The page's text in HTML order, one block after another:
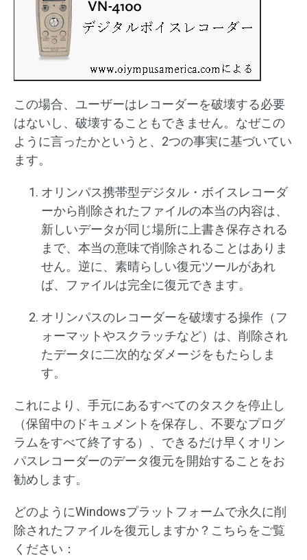
この場合、ユーザーはレコーダーを破壊する必要
はないし、破壊することもできません。なぜこの
ように言ったかというと、2つの事実に基づいてい
ます。
オリンパス携帯型デジタル・ボイスレコーダ
ーから削除されたファイルの本当の内容は、
新しいデータが同じ場所に上書き保存される
まで、本当の意味で削除されることはありま
せん。逆に、素晴らしい復元ツールがあれ
ば、ファイルは完全に復元できます。
オリンパスのレコーダーを破壊する操作（フ
ォーマットやスクラッチなど）は、削除され
たデータに二次的なダメージをもたらしま
す。
これにより、手元にあるすべてのタスクを停止し
（保留中のドキュメントを保存し、不要なプログ
ラムをすべて終了する）、できるだけ早くオリン
パスレコーダーのデータ復元を開始することをお
勧めします。
どのようにWindowsプラットフォームで永久に削
除されたファイルを復元しますか？こちらをご覧
ください：